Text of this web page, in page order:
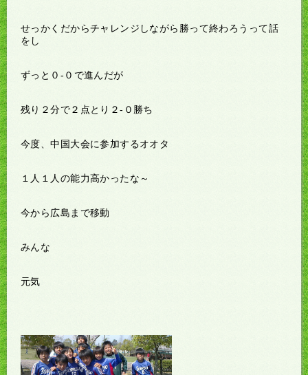
せっかくだからチャレンジしながら勝って終わろうって話
をし
ずっと０-０で進んだが
残り２分で２点とり２-０勝ち
今度、中国大会に参加するオオタ
１人１人の能力高かったな～
今から広島まで移動
みんな
元気